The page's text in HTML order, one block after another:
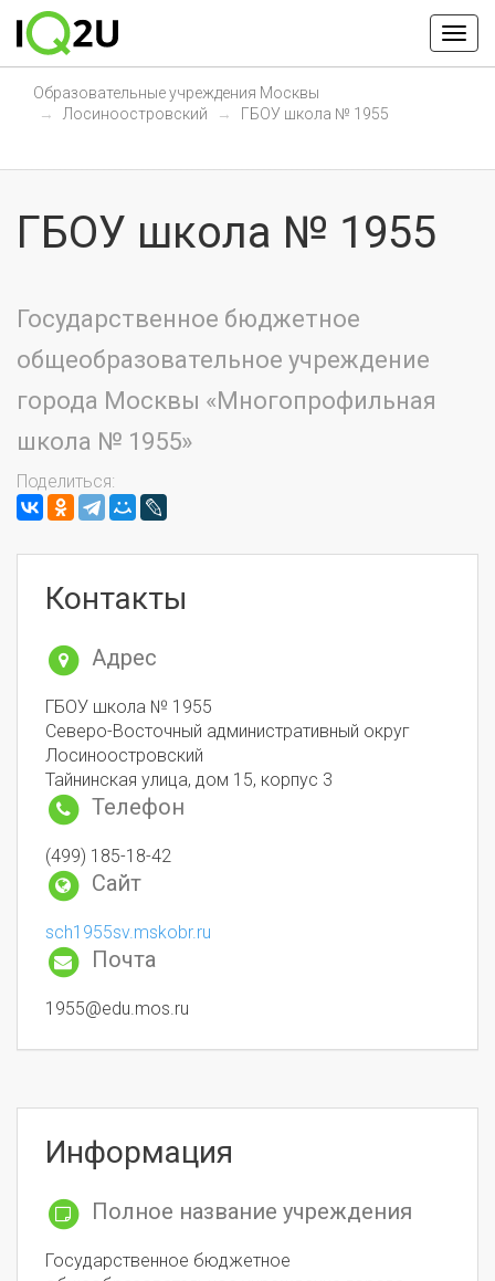
Образовательные учреждения Москвы
Лосиноостровский
ГБОУ школа № 1955
ГБОУ школа № 1955
Государственное бюджетное
общеобразовательное учреждение
города Москвы «Многопрофильная
школа № 1955»
Поделиться:
Контакты
Адрес
ГБОУ школа № 1955
Северо-Восточный административный округ
Лосиноостровский
Тайнинская улица, дом 15, корпус 3
Телефон
(499) 185-18-42
Сайт
sch1955sv.mskobr.ru
Почта
1955@edu.mos.ru
Информация
Полное название учреждения
Государственное бюджетное